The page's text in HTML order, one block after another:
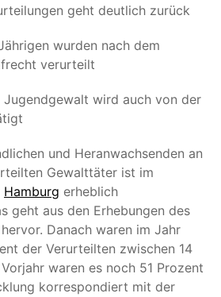
geht deutlich zurück
wurden nach dem
verurteilt
Jugendgewalt wird auch von der
und Heranwachsenden an
Gewalttäter ist im
Hamburg erheblich
geht aus den Erhebungen des
Danach waren im Jahr
der Verurteilten zwischen 14
waren es noch 51 Prozent
korrespondiert mit der